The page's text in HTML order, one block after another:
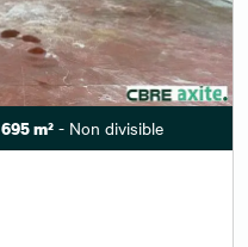
695 m²- Non divisible